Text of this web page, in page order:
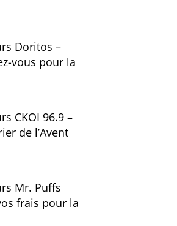
Doritos –
vous pour la
CKOI 96.9 –
de l’Avent
Mr. Puffs
frais pour la